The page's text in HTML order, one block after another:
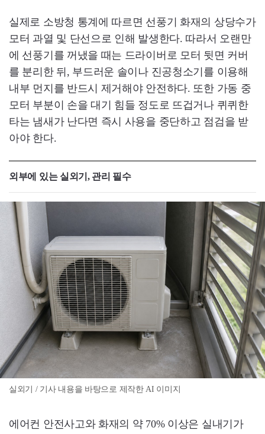
실제로 소방청 통계에 따르면 선풍기 화재의 상당수가
모터 과열 및 단선으로 인해 발생한다. 따라서 오랜만
에 선풍기를 꺼냈을 때는 드라이버로 모터 뒷면 커버
를 분리한 뒤, 부드러운 솔이나 진공청소기를 이용해
내부 먼지를 반드시 제거해야 안전하다. 또한 가동 중
모터 부분이 손을 대기 힘들 정도로 뜨겁거나 퀴퀴한
타는 냄새가 난다면 즉시 사용을 중단하고 점검을 받
아야 한다.
외부에 있는 실외기, 관리 필수
실외기 / 기사 내용을 바탕으로 제작한 AI 이미지
에어컨 안전사고와 화재의 약 70% 이상은 실내기가